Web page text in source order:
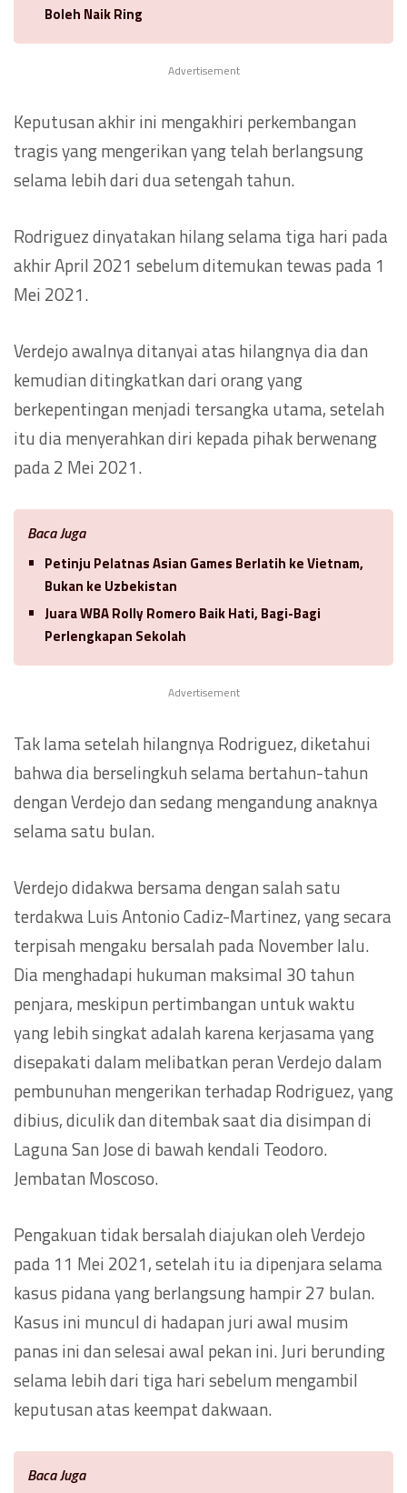
Boleh Naik Ring
Advertisement
Keputusan akhir ini mengakhiri perkembangan
tragis yang mengerikan yang telah berlangsung
selama lebih dari dua setengah tahun.
Rodriguez dinyatakan hilang selama tiga hari pada
akhir April 2021 sebelum ditemukan tewas pada 1
Mei 2021.
Verdejo awalnya ditanyai atas hilangnya dia dan
kemudian ditingkatkan dari orang yang
berkepentingan menjadi tersangka utama, setelah
itu dia menyerahkan diri kepada pihak berwenang
pada 2 Mei 2021.
Baca Juga
Petinju Pelatnas Asian Games Berlatih ke Vietnam,
Bukan ke Uzbekistan
Juara WBA Rolly Romero Baik Hati, Bagi-Bagi
Perlengkapan Sekolah
Advertisement
Tak lama setelah hilangnya Rodriguez, diketahui
bahwa dia berselingkuh selama bertahun-tahun
dengan Verdejo dan sedang mengandung anaknya
selama satu bulan.
Verdejo didakwa bersama dengan salah satu
terdakwa Luis Antonio Cadiz-Martinez, yang secara
terpisah mengaku bersalah pada November lalu.
Dia menghadapi hukuman maksimal 30 tahun
penjara, meskipun pertimbangan untuk waktu
yang lebih singkat adalah karena kerjasama yang
disepakati dalam melibatkan peran Verdejo dalam
pembunuhan mengerikan terhadap Rodriguez, yang
dibius, diculik dan ditembak saat dia disimpan di
Laguna San Jose di bawah kendali Teodoro.
Jembatan Moscoso.
Pengakuan tidak bersalah diajukan oleh Verdejo
pada 11 Mei 2021, setelah itu ia dipenjara selama
kasus pidana yang berlangsung hampir 27 bulan.
Kasus ini muncul di hadapan juri awal musim
panas ini dan selesai awal pekan ini. Juri berunding
selama lebih dari tiga hari sebelum mengambil
keputusan atas keempat dakwaan.
Baca Juga